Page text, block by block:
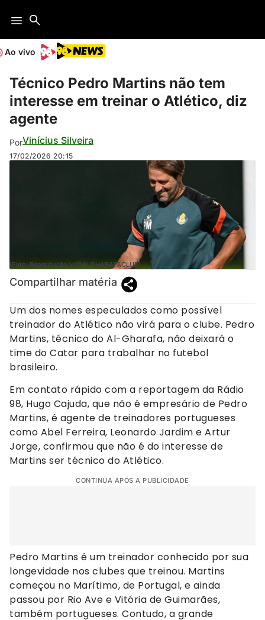
Ao vivo
Técnico Pedro Martins não tem
interesse em treinar o Atlético, diz
agente
PorVinícius Silveira
17/02/2026 20:15
(Foto: Reprodução/x/@ALGHARAFACLUB)
Compartilhar matéria
Um dos nomes especulados como possível
treinador do Atlético não virá para o clube. Pedro
Martins, técnico do Al-Gharafa, não deixará o
time do Catar para trabalhar no futebol
brasileiro.
Em contato rápido com a reportagem da Rádio
98, Hugo Cajuda, que não é empresário de Pedro
Martins, é agente de treinadores portugueses
como Abel Ferreira, Leonardo Jardim e Artur
Jorge, confirmou que não é do interesse de
Martins ser técnico do Atlético.
CONTINUA APÓS A PUBLICIDADE
Pedro Martins é um treinador conhecido por sua
longevidade nos clubes que treinou. Martins
começou no Marítimo, de Portugal, e ainda
passou por Rio Ave e Vitória de Guimarães,
também portugueses. Contudo, a grande